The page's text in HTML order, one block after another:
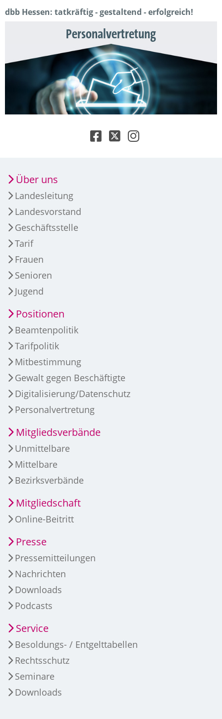
dbb Hessen: tatkräftig - gestaltend - erfolgreich!
Personalvertretung
Über uns
Landesleitung
Landesvorstand
Geschäftsstelle
Tarif
Frauen
Senioren
Jugend
Positionen
Beamtenpolitik
Tarifpolitik
Mitbestimmung
Gewalt gegen Beschäftigte
Digitalisierung/Datenschutz
Personalvertretung
Mitgliedsverbände
Unmittelbare
Mittelbare
Bezirksverbände
Mitgliedschaft
Online-Beitritt
Presse
Pressemitteilungen
Nachrichten
Downloads
Podcasts
Service
Besoldungs- / Entgelttabellen
Rechtsschutz
Seminare
Downloads